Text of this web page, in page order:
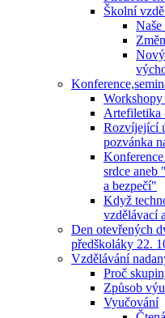
Školní
Artefiletika
Rozvíjející
pozvánka
srdce aneb
a bezpečí"
Když
vzdělávací
Den otevřených
předškoláky 22.
Vzdělávání
Proč
Způsob
Vyučování